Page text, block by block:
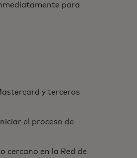
para
y terceros
el proceso de
cercano en la Red de